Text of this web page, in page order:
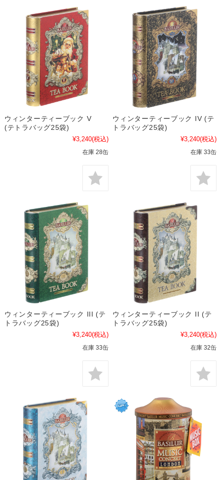
ウィンターティーブック V
(テトラバッグ25袋)
¥3,240(税込)
在庫 28缶
ウィンターティーブック IV (テ
トラバッグ25袋)
¥3,240(税込)
在庫 33缶
ウィンターティーブック III (テ
トラバッグ25袋)
¥3,240(税込)
在庫 33缶
ウィンターティーブック II (テ
トラバッグ25袋)
¥3,240(税込)
在庫 32缶